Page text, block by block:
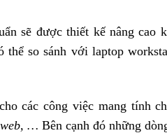
sẽ được thiết kế nâng cao
thể so sánh với laptop
các công việc mang tính
… Bên cạnh đó những